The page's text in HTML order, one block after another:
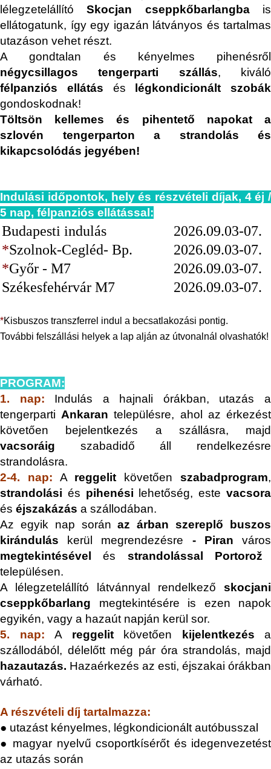
lélegzetelállítóSkocjan cseppkőbarlangbais
ellátogatunk, így egy igazán látványos és tartalmas
utazáson vehet részt.
A gondtalan és kényelmes pihenésről
négycsillagos tengerparti szállás, kiváló
félpanziós ellátás és
légkondicionált szobák
gondoskodnak!
Töltsön kellemes és pihentető napokat a
szlovén tengerparton a strandolás és
kikapcsolódás jegyében!
Indulási időpontok, hely és részvételi díjak, 4 éj /
5 nap, félpanziós ellátással:
Budapesti indulás
2026.09.03-07.
*Szolnok-Cegléd- Bp.
2026.09.03-07.
*Győr - M7
2026.09.03-07.
Székesfehérvár M7
2026.09.03-07.
*Kisbuszos transzferrel indul a becsatlakozási pontig.
További felszállási helyek a lap alján az útvonalnál olvashatók!
PROGRAM:
1. nap:
Indulás a hajnali órákban, utazás a
tengerpartiAnkarantelepülésre, ahol az érkezést
követően bejelentkezés a szállásra, majd
vacsoráig szabadidő áll rendelkezésre
strandolásra.
2-4. nap:
A reggelit követőenszabadprogram,
strandolási és pihenési lehetőség, este vacsora
és éjszakázás a szállodában.
Az egyik nap soránaz árban szereplő buszos
kirándulás
kerül megrendezésre - Piranváros
megtekintésével
és strandolással
Portorož
településen.
A lélegzetelállító látvánnyal rendelkező skocjani
cseppkőbarlang megtekintésére is ezen napok
egyikén, vagy a hazaút napján kerül sor.
5. nap: A reggelitkövetően kijelentkezés a
szállodából, délelőtt még pár óra strandolás, majd
hazautazás. Hazaérkezés az esti, éjszakai órákban
várható.
A részvételi díj tartalmazza:
● utazást kényelmes, légkondicionált autóbusszal
● magyar nyelvű csoportkísérőt és idegenvezetést
az utazás során